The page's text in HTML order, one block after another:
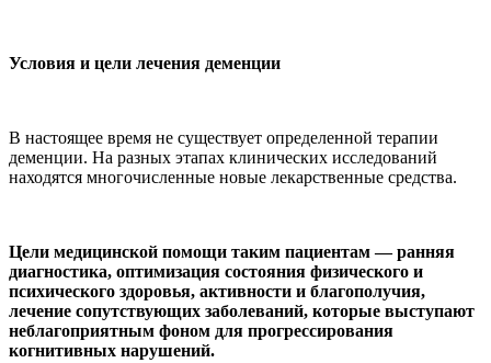
Условия и цели лечения деменции
В настоящее время не существует определенной терапии
деменции. На разных этапах клинических исследований
находятся многочисленные новые лекарственные средства.
Цели медицинской помощи таким пациентам — ранняя
диагностика, оптимизация состояния физического и
психического здоровья, активности и благополучия,
лечение сопутствующих заболеваний, которые выступают
неблагоприятным фоном для прогрессирования
когнитивных нарушений.